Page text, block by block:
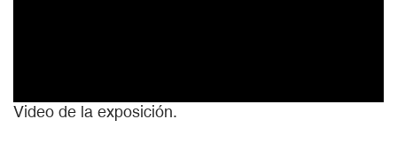
Video de la exposición.